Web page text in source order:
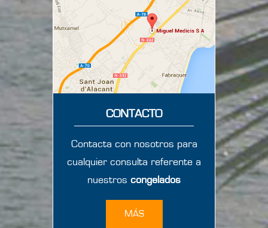
CONTACTO
Contacta con nosotros para
cualquier consulta referente a
nuestros congelados
MÁS